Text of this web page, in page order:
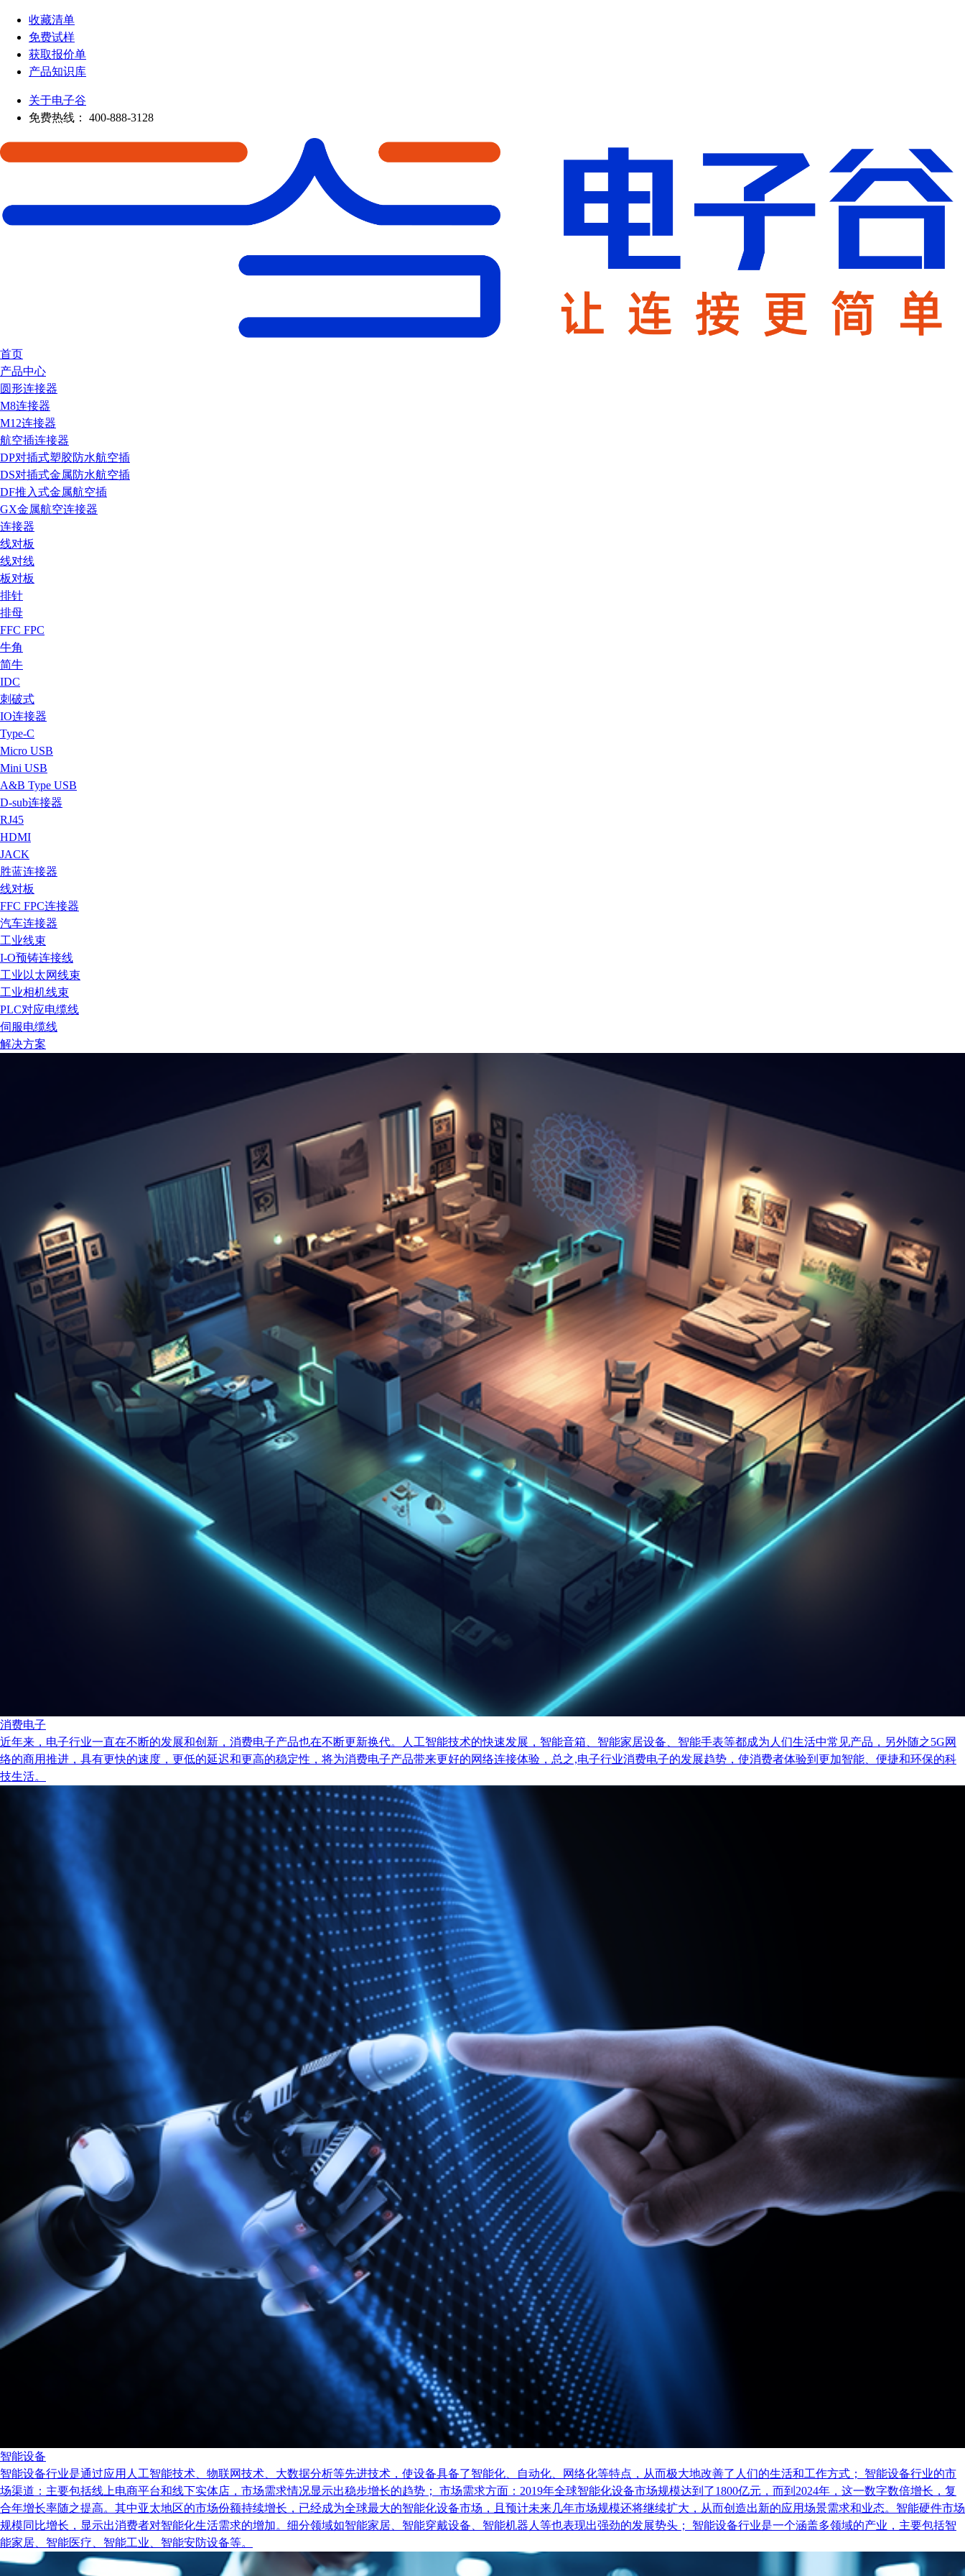
收藏清单
免费试样
获取报价单
产品知识库
关于电子谷
免费热线：
400-888-3128
首页
产品中心
圆形连接器
M8连接器
M12连接器
航空插连接器
DP对插式塑胶防水航空插
DS对插式金属防水航空插
DF推入式金属航空插
GX金属航空连接器
连接器
线对板
线对线
板对板
排针
排母
FFC FPC
牛角
简牛
IDC
刺破式
IO连接器
Type-C
Micro USB
Mini USB
A&B Type USB
D-sub连接器
RJ45
HDMI
JACK
胜蓝连接器
线对板
FFC FPC连接器
汽车连接器
工业线束
I-O预铸连接线
工业以太网线束
工业相机线束
PLC对应电缆线
伺服电缆线
解决方案
消费电子
近年来，电子行业一直在不断的发展和创新，消费电子产品也在不断更新换代。人工智能技术的快速发展，智能音箱、智能家居设备、智能手表等都成为人们生活中常见产品，另外随之5G网
络的商用推进，具有更快的速度，更低的延迟和更高的稳定性，将为消费电子产品带来更好的网络连接体验，总之,电子行业消费电子的发展趋势，使消费者体验到更加智能、便捷和环保的科
技生活。
智能设备
智能设备行业是通过应用人工智能技术、物联网技术、大数据分析等先进技术，使设备具备了智能化、自动化、网络化等特点，从而极大地改善了人们的生活和工作方式； 智能设备行业的市
场渠道：主要包括线上电商平台和线下实体店，市场需求情况显示出稳步增长的趋势； 市场需求方面：2019年全球智能化设备市场规模达到了1800亿元，而到2024年，这一数字数倍增长，复
合年增长率随之提高。其中亚太地区的市场份额持续增长，已经成为全球最大的智能化设备市场，且预计未来几年市场规模还将继续扩大，从而创造出新的应用场景需求和业态。智能硬件市场
规模同比增长，显示出消费者对智能化生活需求的增加。细分领域如智能家居、智能穿戴设备、智能机器人等也表现出强劲的发展势头； 智能设备行业是一个涵盖多领域的产业，主要包括智
能家居、智能医疗、智能工业、智能安防设备等。